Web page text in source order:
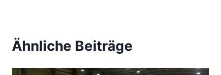
Ähnliche Beiträge